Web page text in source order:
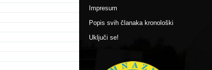
Impresum
Popis svih članaka kronološki
Uključi se!